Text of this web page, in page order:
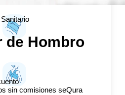
de Hombro
sin comisiones seQura